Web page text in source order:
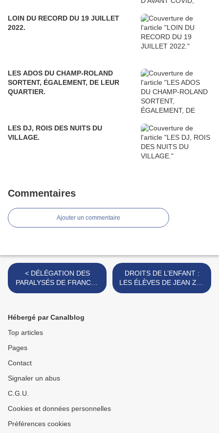
LOIN DU RECORD DU 19 JUILLET
2022.
LES ADOS DU CHAMP-ROLAND
SORTENT, ÉGALEMENT, DE LEUR
QUARTIER.
LES DJ, ROIS DES NUITS DU
VILLAGE.
Commentaires
Ajouter un commentaire
< DÉLÉGATION DES
PARALYSÉS DE FRANCE :
DES PASSERELLES
DROITS DE L’ENFANT :
LES ÉLÈVES DE JEAN ZAY
SOLIDAIRES DES
Hébergé par Canalblog
Top articles
Pages
Contact
Signaler un abus
C.G.U.
Cookies et données personnelles
Préférences cookies